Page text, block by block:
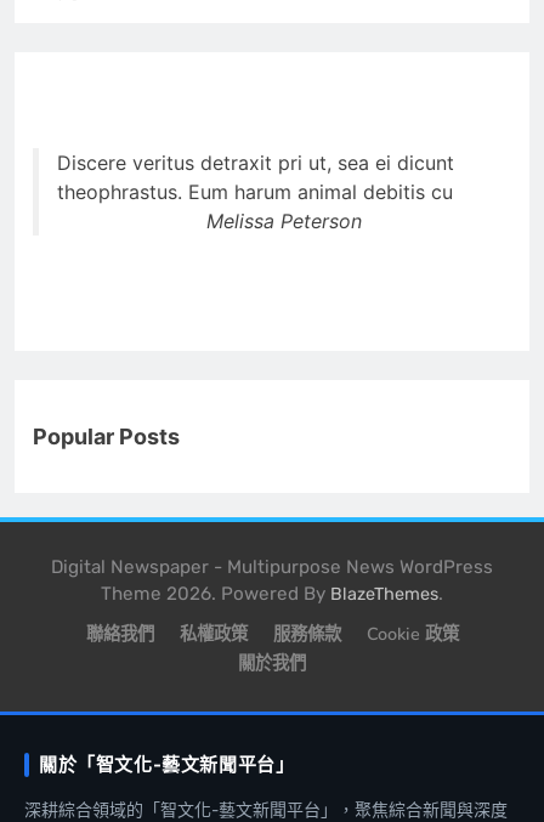
Discere veritus detraxit pri ut, sea ei dicunt
theophrastus. Eum harum animal debitis cu
Melissa Peterson
Popular Posts
Digital Newspaper - Multipurpose News WordPress
Theme 2026. Powered By BlazeThemes.
聯絡我們 私權政策 服務條款
Cookie 政策
關於我們
關於「智文化-藝文新聞平台」
深耕綜合領域的「智文化-藝文新聞平台」，聚焦綜合新聞與深度